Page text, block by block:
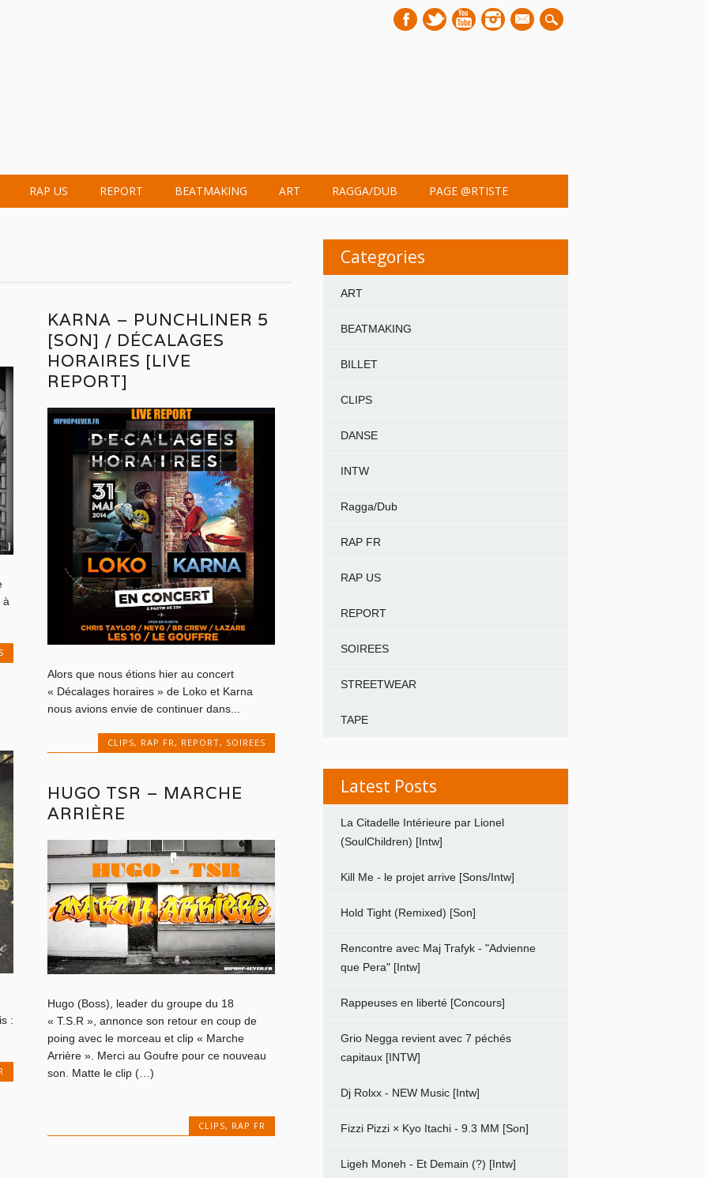
mail
RAP US REPORT BEATMAKING ART RAGGA/DUB PAGE @RTISTE
à
KARNA – PUNCHLINER 5
[SON] / DÉCALAGES
HORAIRES [LIVE
REPORT]
Alors que nous étions hier au concert
« Décalages horaires » de Loko et Karna
nous avions envie de continuer dans...
CLIPS, RAP FR , REPORT, SOIREES
:
HUGO TSR – MARCHE
ARRIÈRE
Hugo (Boss), leader du groupe du 18
« T.S.R », annonce son retour en coup de
poing avec le morceau et clip « Marche
Arrière ». Merci au Goufre pour ce nouveau
son. Matte le clip (…)
CLIPS, RAP FR
Categories
ART
BEATMAKING
BILLET
CLIPS
DANSE
INTW
Ragga/Dub
RAP FR
RAP US
REPORT
SOIREES
STREETWEAR
TAPE
Latest Posts
La Citadelle Intérieure par Lionel
(SoulChildren) [Intw]
Kill Me - le projet arrive [Sons/Intw]
Hold Tight (Remixed) [Son]
Rencontre avec Maj Trafyk - "Advienne
que Pera" [Intw]
Rappeuses en liberté [Concours]
Grio Negga revient avec 7 péchés
capitaux [INTW]
Dj Rolxx - NEW Music [Intw]
Fizzi Pizzi × Kyo Itachi - 9.3 MM [Son]
Ligeh Moneh - Et Demain (?) [Intw]